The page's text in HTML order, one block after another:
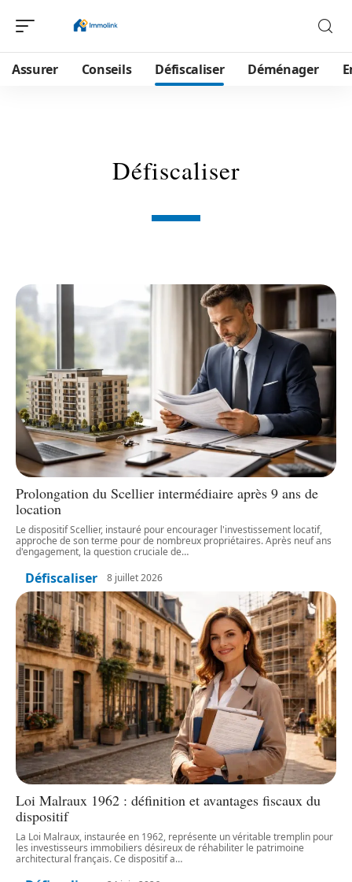
Assurer Conseils Défiscaliser Déménager
Défiscaliser
Prolongation du Scellier intermédiaire après 9 ans de
location
Le dispositif Scellier, instauré pour encourager l'investissement locatif,
approche de son terme pour de nombreux propriétaires. Après neuf ans
d'engagement, la question cruciale de…
Défiscaliser 8 juillet 2026
Loi Malraux 1962 : définition et avantages fiscaux du
dispositif
La Loi Malraux, instaurée en 1962, représente un véritable tremplin pour
les investisseurs immobiliers désireux de réhabiliter le patrimoine
architectural français. Ce dispositif a…